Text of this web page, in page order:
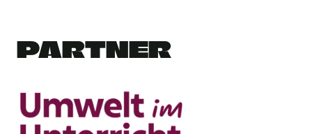
PARTNER